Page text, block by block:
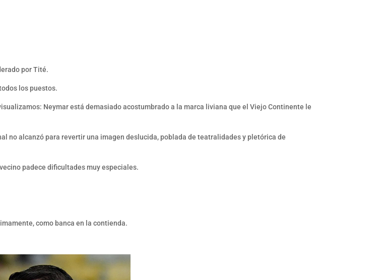
por Tité.
los puestos.
Neymar está demasiado acostumbrado a la marca liviana que el Viejo Continente le
no alcanzó para revertir una imagen deslucida, poblada de teatralidades y pletórica de
padece dificultades muy especiales.
como banca en la contienda.